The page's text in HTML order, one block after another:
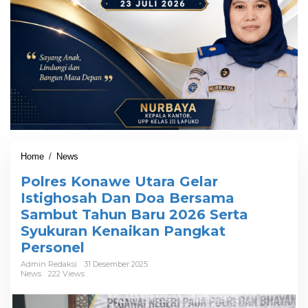
Home / News
l
r
e
K
o
n
e
U
Polres Konawe Utara Gelar
Istighosah Dan Doa Bersama
Sambut Tahun Baru 2026 Serta
Syukuran Kenaikan Pangkat
Personel
Admin Redaksi
31 Desember 2025
News
222 Views